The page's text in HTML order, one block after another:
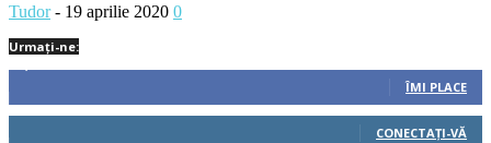
Tudor - 19 aprilie 2020 0
Urmați-ne:
ÎMI PLACE
CONECTAȚI-VĂ